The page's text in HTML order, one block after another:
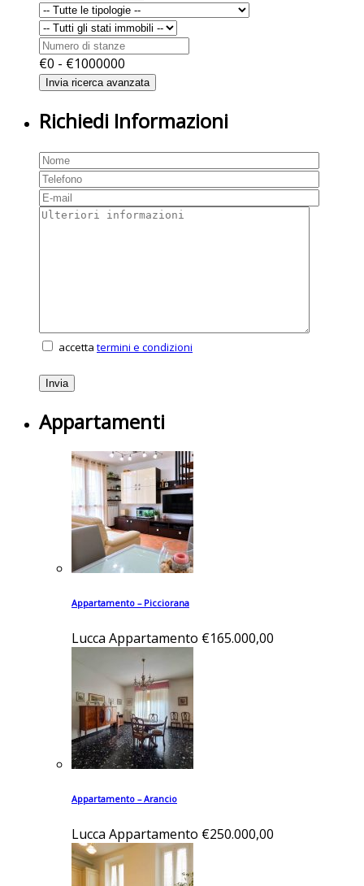
€0 - €1000000
Richiedi Informazioni
accetta termini e condizioni
Appartamenti
Appartamento – Picciorana
Lucca Appartamento €165.000,00
Appartamento – Arancio
Lucca Appartamento €250.000,00